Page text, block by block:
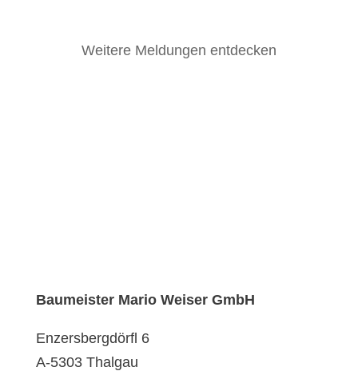
Weitere Meldungen entdecken
Baumeister Mario Weiser GmbH
Enzersbergdörfl 6
A-5303 Thalgau